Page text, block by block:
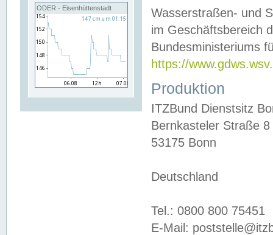
ODER - Eisenhüttenstadt
Wasserstraßen- und
im Geschäftsbereich
Bundesministeriums
https://
Produktion
ITZBund Dienstsitz
Bernkasteler Straße 8
53175 Bonn
Deutschland
Tel.: 0800 800 75451
E-Mail: